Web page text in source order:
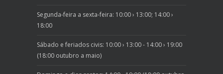
Segunda-feira a sexta-feira: 10:00 › 13:00; 14:00 ›
18:00
Sábado e feriados civis: 10:00 › 13:00 - 14:00 › 19:00
(18:00 outubro a maio)